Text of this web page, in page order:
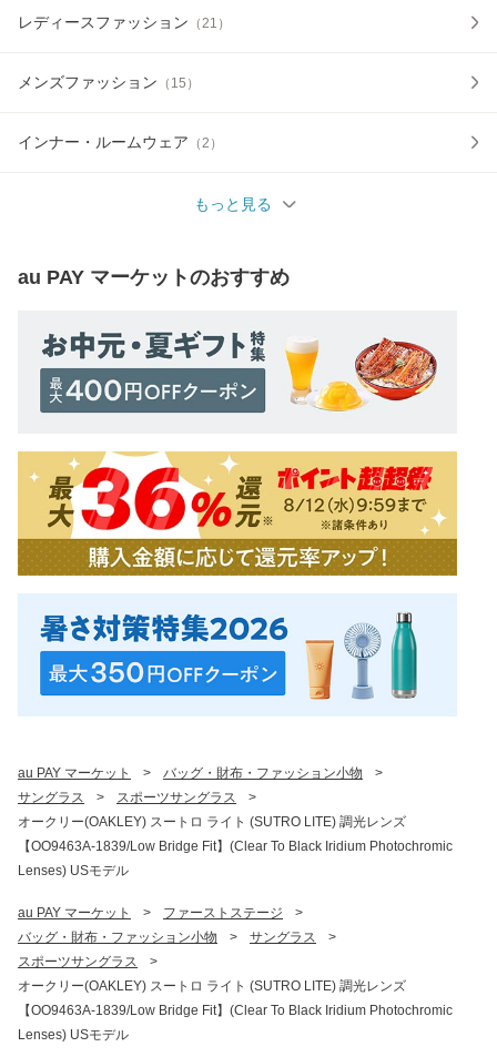
レディースファッション （21 ）
メンズファッション （ 15 ）
インナー・ルームウェア （2 ）
もっと見る
au PAY マーケットのおすすめ
au PAY マーケット > バッグ・財布・ファッション小物
>
サングラス
> スポーツサングラス
>
オークリー(OAKLEY) スートロ ライト (SUTRO LITE) 調光レンズ
【OO9463A-1839/Low Bridge Fit】(Clear To Black Iridium Photochromic
Lenses) USモデル
au PAY マーケット > ファーストステージ
>
バッグ・財布・ファッション小物
> サングラス
>
スポーツサングラス
>
オークリー(OAKLEY) スートロ ライト (SUTRO LITE) 調光レンズ
【OO9463A-1839/Low Bridge Fit】(Clear To Black Iridium Photochromic
Lenses) USモデル